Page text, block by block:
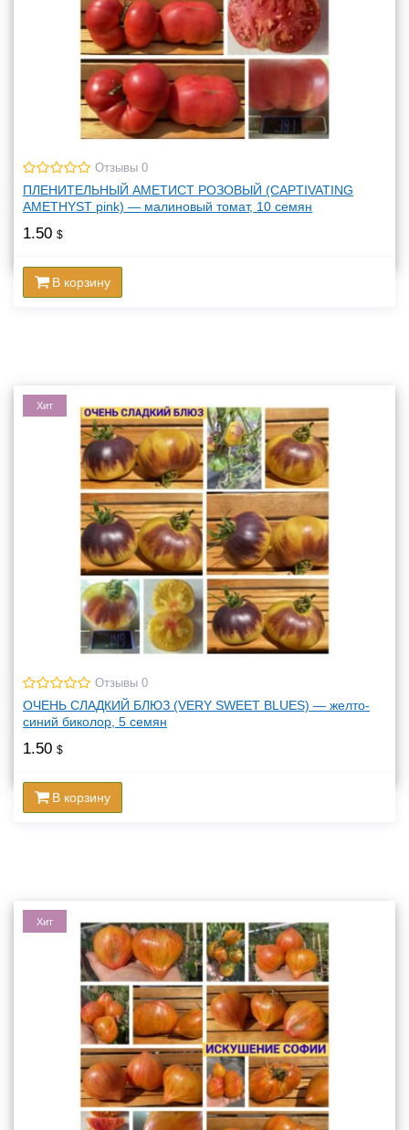
Отзывы 0
ПЛЕНИТЕЛЬНЫЙ АМЕТИСТ РОЗОВЫЙ (CAPTIVATING
AMETHYST pink) — малиновый томат, 10 семян
1.50 $
В корзину
Хит
Отзывы 0
ОЧЕНЬ СЛАДКИЙ БЛЮЗ (VERY SWEET BLUES) — желто-
синий биколор, 5 семян
1.50 $
В корзину
Хит